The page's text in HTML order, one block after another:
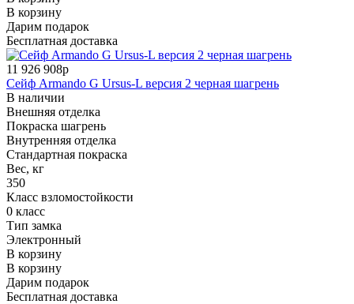
В корзину
Дарим подарок
Бесплатная доставка
11 926 908р
Сейф Armando G Ursus-L версия 2 черная шагрень
В наличии
Внешняя отделка
Покраска шагрень
Внутренняя отделка
Стандартная покраска
Вес, кг
350
Класс взломостойкости
0 класс
Тип замка
Электронный
В корзину
В корзину
Дарим подарок
Бесплатная доставка